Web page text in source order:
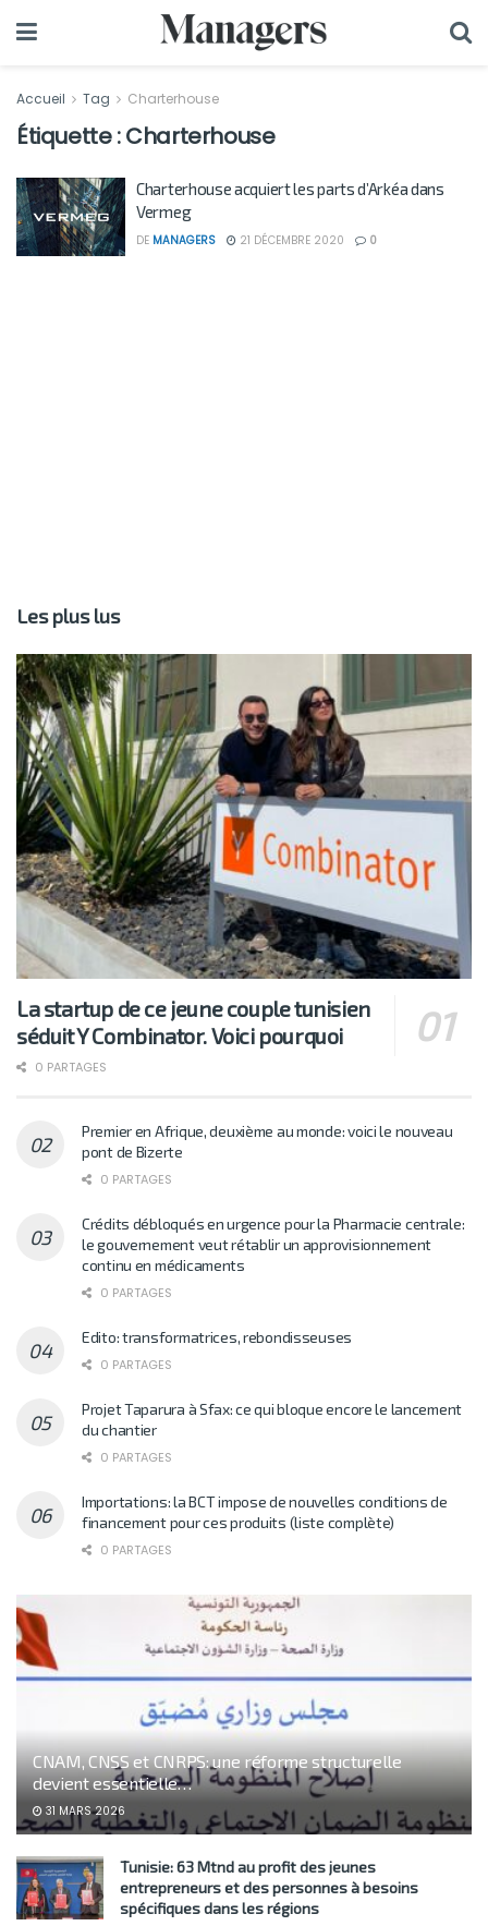
Accueil Tag Charterhouse
Étiquette :Charterhouse
Charterhouse acquiert les parts d’Arkéa dans
Vermeg
DE MANAGERS 21 DÉCEMBRE 2020 0
Les plus lus
La startup de ce jeune couple tunisien
séduit Y Combinator. Voici pourquoi
0 PARTAGES
Premier en Afrique, deuxième au monde: voici le nouveau
pont de Bizerte
0 PARTAGES
Crédits débloqués en urgence pour la Pharmacie centrale:
le gouvernement veut rétablir un approvisionnement
continu en médicaments
0 PARTAGES
Edito: transformatrices, rebondisseuses
0 PARTAGES
Projet Taparura à Sfax: ce qui bloque encore le lancement
du chantier
0 PARTAGES
Importations: la BCT impose de nouvelles conditions de
financement pour ces produits (liste complète)
0 PARTAGES
CNAM, CNSS et CNRPS: une réforme structurelle
devient essentielle…
31 MARS 2026
Tunisie: 63 Mtnd au profit des jeunes
entrepreneurs et des personnes à besoins
spécifiques dans les régions